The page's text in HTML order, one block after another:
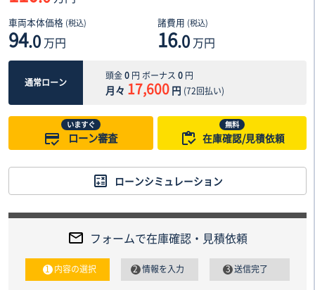
車両本体価格 (税込)
94.0 万円
諸費用 (税込)
16.0 万円
通常ローン
頭金0円 ボーナス 0円
月々 17,600円 (72回払い)
いますぐ
ローン審査
無料
在庫確認/見積依頼
ローンシミュレーション
フォームで在庫確認・見積依頼
内容の選択 情報を入力 送信完了